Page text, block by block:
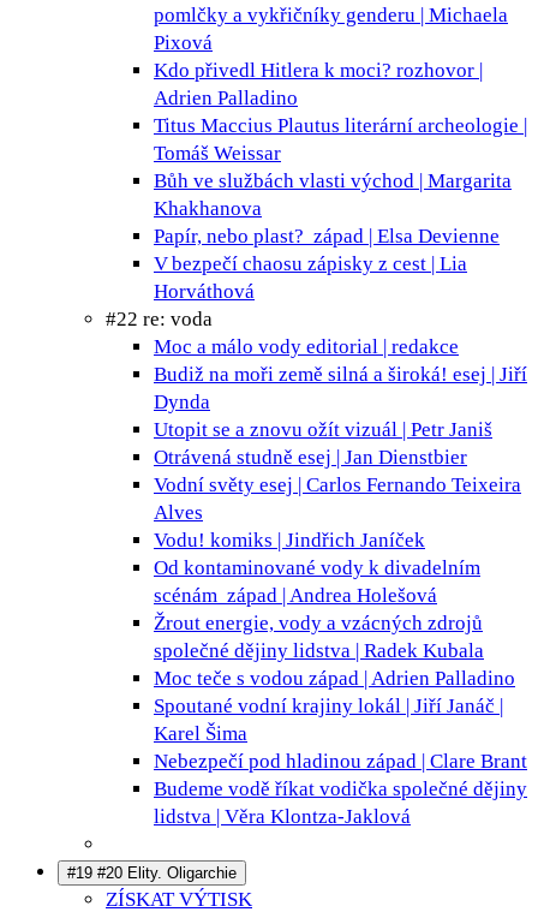
pomlčky a vykřičníky genderu | Michaela
Pixová
Kdo přivedl Hitlera k moci? rozhovor |
Adrien Palladino
Titus Maccius Plautus literární archeologie |
Tomáš Weissar
Bůh ve službách vlasti východ | Margarita
Khakhanova
Papír, nebo plast? západ | Elsa Devienne
V bezpečí chaosu zápisky z cest | Lia
Horváthová
#22 re: voda
Moc a málo vody editorial | redakce
Budiž na moři země silná a široká! esej | Jiří
Dynda
Utopit se a znovu ožít vizuál | Petr Janiš
Otrávená studně esej | Jan Dienstbier
Vodní světy esej | Carlos Fernando Teixeira
Alves
Vodu! komiks | Jindřich Janíček
Od kontaminované vody k divadelním
scénám západ | Andrea Holešová
Žrout energie, vody a vzácných zdrojů
společné dějiny lidstva | Radek Kubala
Moc teče s vodou západ | Adrien Palladino
Spoutané vodní krajiny lokál | Jiří Janáč |
Karel Šima
Nebezpečí pod hladinou západ | Clare Brant
Budeme vodě říkat vodička společné dějiny
lidstva | Věra Klontza-Jaklová
#19 #20 Elity. Oligarchie
ZÍSKAT VÝTISK